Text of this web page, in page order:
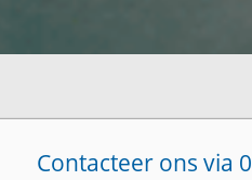
Contacteer ons via